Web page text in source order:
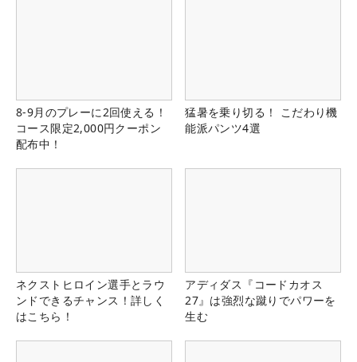
8-9月のプレーに2回使える！
コース限定2,000円クーポン
配布中！
猛暑を乗り切る！ こだわり機
能派パンツ4選
ネクストヒロイン選手とラウ
ンドできるチャンス！詳しく
はこちら！
アディダス『コードカオス
27』は強烈な蹴りでパワーを
生む